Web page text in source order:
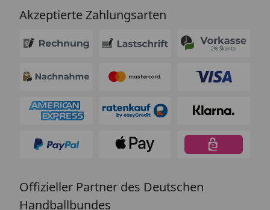
Akzeptierte Zahlungsarten
Offizieller Partner des Deutschen
Handballbundes